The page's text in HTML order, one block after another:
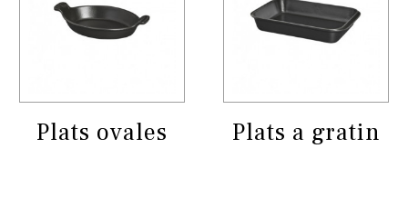
Plats ovales Plats a gratin